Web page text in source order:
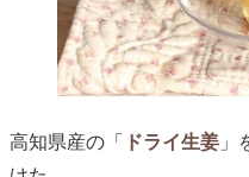
高知県産の「 ドライ生姜 」